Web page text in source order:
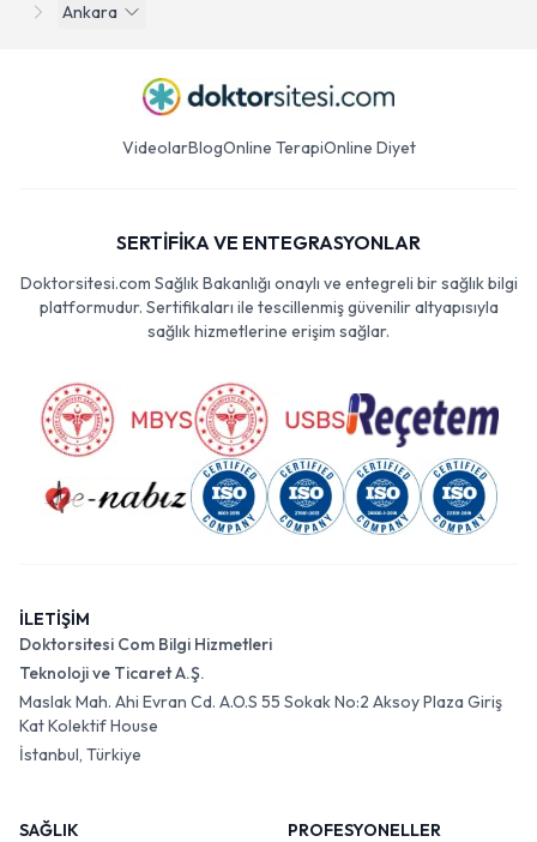
Ankara
VideolarBlogOnline TerapiOnline Diyet
SERTİFİKA VE ENTEGRASYONLAR
Doktorsitesi.com Sağlık Bakanlığı onaylı ve entegreli bir sağlık bilgi
platformudur. Sertifikaları ile tescillenmiş güvenilir altyapısıyla
sağlık hizmetlerine erişim sağlar.
İLETİŞİM
Doktorsitesi Com Bilgi Hizmetleri
Teknoloji ve Ticaret A.Ş.
Maslak Mah. Ahi Evran Cd. A.O.S 55 Sokak No:2 Aksoy Plaza Giriş
Kat Kolektif House
İstanbul, Türkiye
SAĞLIK
PROFESYONELLER